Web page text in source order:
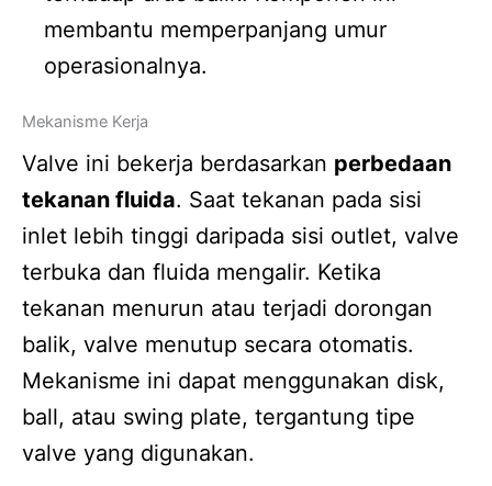
membantu memperpanjang umur
operasionalnya.
Mekanisme Kerja
Valve ini bekerja berdasarkan perbedaan
tekanan fluida. Saat tekanan pada sisi
inlet lebih tinggi daripada sisi outlet, valve
terbuka dan fluida mengalir. Ketika
tekanan menurun atau terjadi dorongan
balik, valve menutup secara otomatis.
Mekanisme ini dapat menggunakan disk,
ball, atau swing plate, tergantung tipe
valve yang digunakan.